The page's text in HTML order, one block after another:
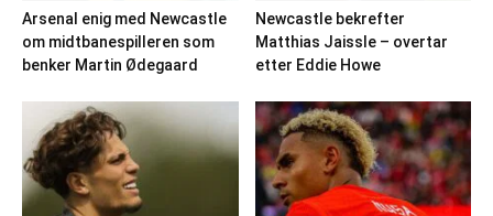
Arsenal enig med Newcastle
om midtbanespilleren som
benker Martin Ødegaard
Newcastle bekrefter
Matthias Jaissle – overtar
etter Eddie Howe